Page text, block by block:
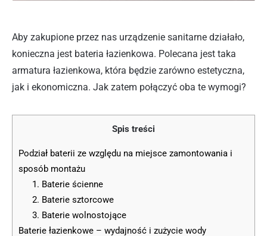
Aby zakupione przez nas urządzenie sanitarne działało,
konieczna jest bateria łazienkowa. Polecana jest taka
armatura łazienkowa, która będzie zarówno estetyczna,
jak i ekonomiczna. Jak zatem połączyć oba te wymogi?
Spis treści
Podział baterii ze względu na miejsce zamontowania i
sposób montażu
1. Baterie ścienne
2. Baterie sztorcowe
3. Baterie wolnostojące
Baterie łazienkowe – wydajność i zużycie wody